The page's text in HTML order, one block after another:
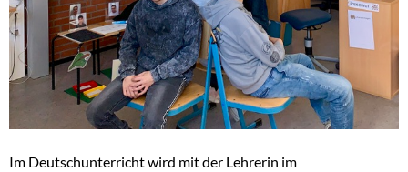
Im Deutschunterricht wird mit der Lehrerin im